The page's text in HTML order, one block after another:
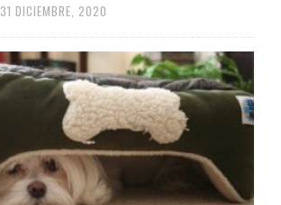
31 DICIEMBRE, 2020